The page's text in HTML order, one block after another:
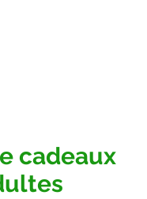
cadeaux